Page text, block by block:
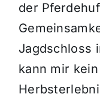
der
Jagdschloss
kann mir